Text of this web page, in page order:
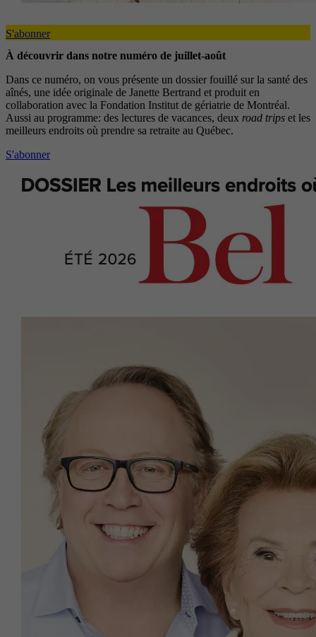
S'abonner
À découvrir dans notre numéro de juillet-août
Dans ce numéro, on vous présente un dossier fouillé sur la santé des
aînés, une idée originale de Janette Bertrand et produit en
collaboration avec la Fondation Institut de gériatrie de Montréal.
Aussi au programme: des lectures de vacances, deux road trips et les
meilleurs endroits où prendre sa retraite au Québec.
S'abonner